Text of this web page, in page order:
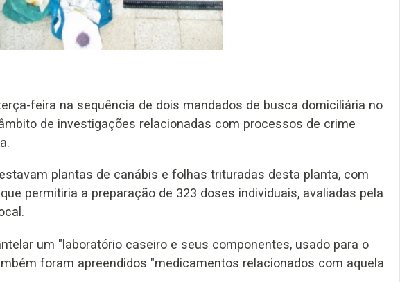
feira na sequência de dois mandados de busca domiciliária no
de investigações relacionadas com processos de crime
plantas de canábis e folhas trituradas desta planta, com
permitiria a preparação de 323 doses individuais, avaliadas pela
um "laboratório caseiro e seus componentes, usado para o
foram apreendidos "medicamentos relacionados com aquela